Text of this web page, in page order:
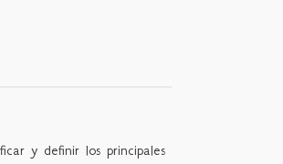
y definir los principales